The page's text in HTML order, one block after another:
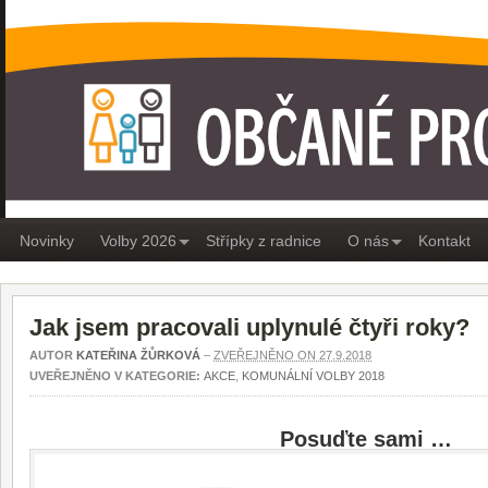
OBČANÉ PRO MEDLÁNKY
Novinky Volby 2026 Střípky z radnice O nás Kontakt
Jak jsem pracovali uplynulé čtyři roky?
AUTOR KATEŘINA ŽŮRKOVÁ – ZVEŘEJNĚNO ON 27.9.2018
UVEŘEJNĚNO V KATEGORIE: AKCE KOMUNÁLNÍ VOLBY 2018
Posuďte sami …